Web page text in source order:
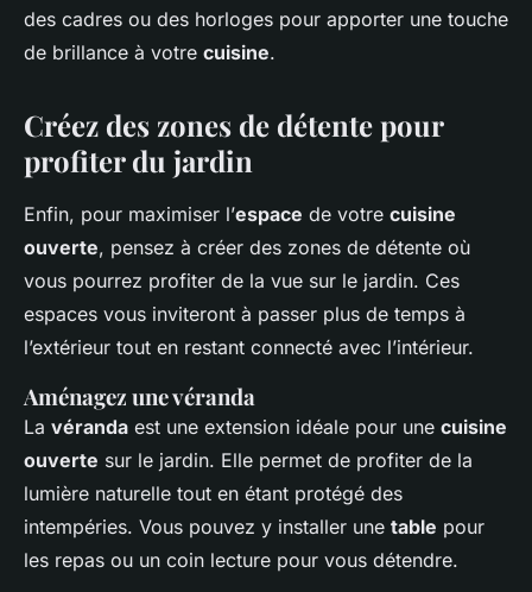
des cadres ou des horloges pour apporter une touche
de brillance à votre cuisine.
Créez des zones de détente pour
profiter du jardin
Enfin, pour maximiser l’espace de votre cuisine
ouverte, pensez à créer des zones de détente où
vous pourrez profiter de la vue sur le jardin. Ces
espaces vous inviteront à passer plus de temps à
l’extérieur tout en restant connecté avec l’intérieur.
Aménagez une véranda
La véranda est une extension idéale pour une cuisine
ouverte sur le jardin. Elle permet de profiter de la
lumière naturelle tout en étant protégé des
intempéries. Vous pouvez y installer une table pour
les repas ou un coin lecture pour vous détendre.